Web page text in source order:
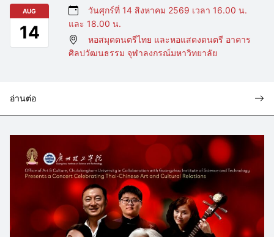
AUG
14
วันศุกร์ที่ 14 สิงหาคม 2569 เวลา 16.00 น.
และ 18.00 น.
หอสมุดดนตรีไทย และหอแสดงดนตรี อาคาร
ศิลปวัฒนธรรม จุฬาลงกรณ์มหาวิทยาลัย
อ่านต่อ